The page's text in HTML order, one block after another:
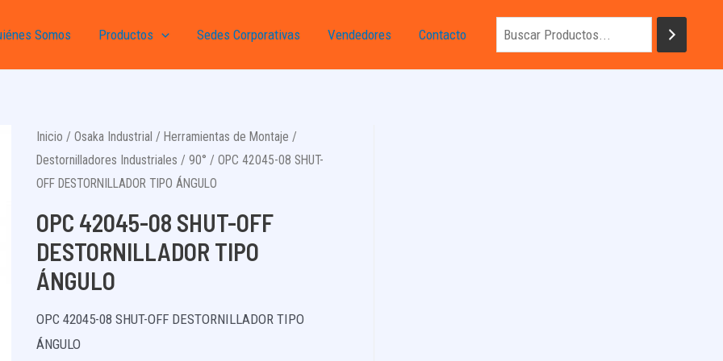
Somos Productos Sedes Corporativas Vendedores Contacto
Inicio / Osaka Industrial / Herramientas de Montaje /
Destornilladores Industriales / 90° / OPC 42045-08 SHUT-
OFF DESTORNILLADOR TIPO ÁNGULO
OPC 42045-08 SHUT-OFF
DESTORNILLADOR TIPO
ÁNGULO
OPC 42045-08 SHUT-OFF DESTORNILLADOR TIPO
ÁNGULO